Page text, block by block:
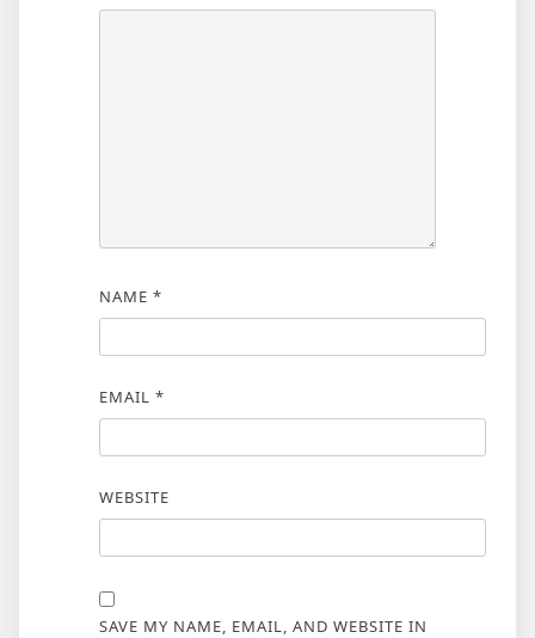
NAME *
EMAIL *
WEBSITE
SAVE MY NAME, EMAIL, AND WEBSITE IN